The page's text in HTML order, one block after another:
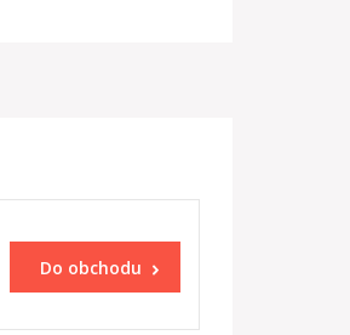
Do obchodu